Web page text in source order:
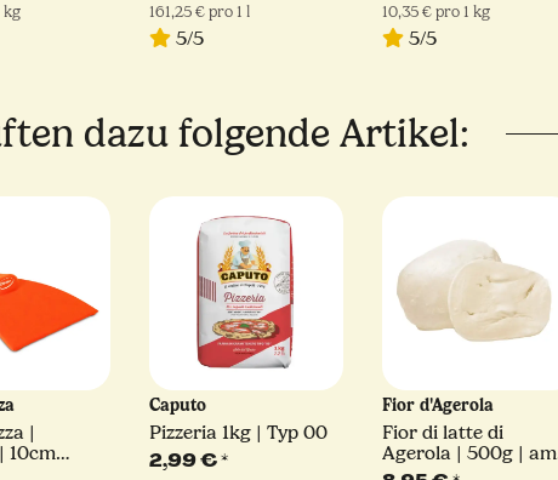
kg 161,25 € pro 1 l
5/5
10,35 € pro 1 kg
5/5
dazu folgende Artikel:
|
10cm
Caputo
Pizzeria 1kg | Typ 00
2,99 €*
Fior d'Agerola
Fior di latte di
Agerola | 500g | am
Stück